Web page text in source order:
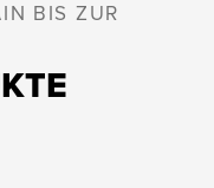
BIS ZUR